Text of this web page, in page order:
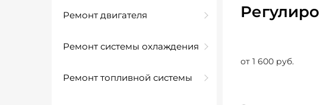
Ремонт двигателя
Ремонт системы охлаждения
Ремонт топливной системы
от 1 600 руб.